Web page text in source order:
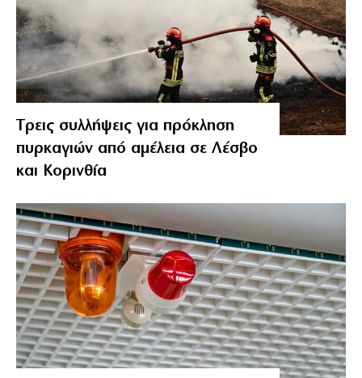
Tρεις συλλήψεις για πρόκληση
πυρκαγιών από αμέλεια σε Λέσβο
και Κορινθία